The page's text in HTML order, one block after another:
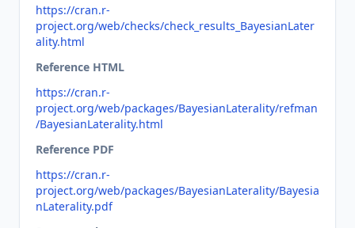
https://cran.r-
project.org/web/checks/check_results_BayesianLater
ality.html
Reference HTML
https://cran.r-
project.org/web/packages/BayesianLaterality/refman
/BayesianLaterality.html
Reference PDF
https://cran.r-
project.org/web/packages/BayesianLaterality/Bayesia
nLaterality.pdf